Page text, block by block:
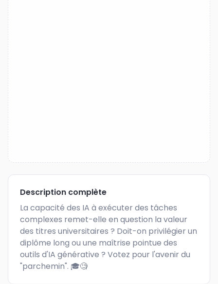
Description complète
La capacité des IA à exécuter des tâches
complexes remet-elle en question la valeur
des titres universitaires ? Doit-on privilégier un
diplôme long ou une maîtrise pointue des
outils d'IA générative ? Votez pour l'avenir du
"parchemin". 🎓🧐